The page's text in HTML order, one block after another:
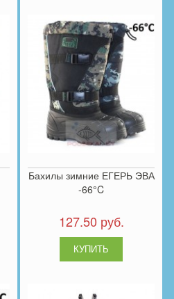
Бахилы зимние ЕГЕРЬ ЭВА
-66°C
127.50 руб.